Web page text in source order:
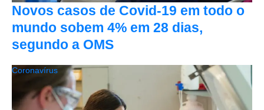
Novos casos de Covid-19 em todo o
mundo sobem 4% em 28 dias,
segundo a OMS
Coronavírus